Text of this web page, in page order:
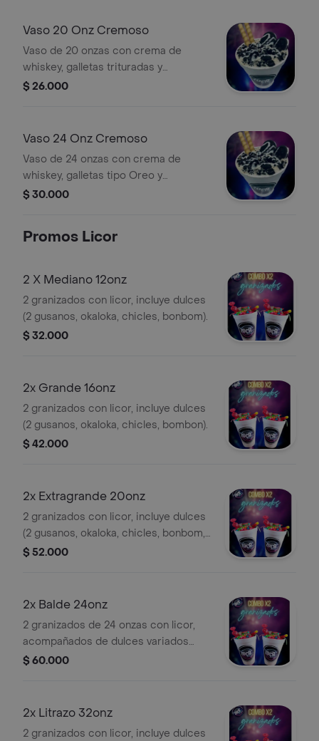
Vaso 20 Onz Cremoso
Vaso de 20 onzas con crema de
whiskey, galletas trituradas y
barquillos.
$ 26.000
Vaso 24 Onz Cremoso
Vaso de 24 onzas con crema de
whiskey, galletas tipo Oreo y
barquillos.
$ 30.000
Promos Licor
2 X Mediano 12onz
2 granizados con licor, incluye dulces
(2 gusanos, okaloka, chicles, bonbom).
$ 32.000
2x Grande 16onz
2 granizados con licor, incluye dulces
(2 gusanos, okaloka, chicles, bombon).
$ 42.000
2x Extragrande 20onz
2 granizados con licor, incluye dulces
(2 gusanos, okaloka, chicles, bonbom,
candy, barrilete acido, tocineta acida).
$ 52.000
2x Balde 24onz
2 granizados de 24 onzas con licor,
acompañados de dulces variados
como gusanos, okaloka, chicles,
$ 60.000
2x Litrazo 32onz
2 granizados con licor, incluye dulces